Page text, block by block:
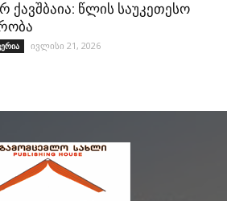
ქავშბაია: წლის საუკეთესო
ივლისი 21, 2026